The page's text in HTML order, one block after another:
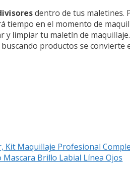
dentro de tus maletines.
tiempo en el momento de
limpiar tu maletín de
productos se convierte
Maquillaje Profesional
Brillo Labial Línea Ojos